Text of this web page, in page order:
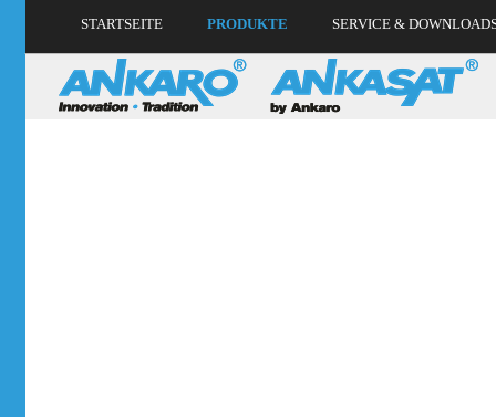
STARTSEITE PRODUKTE SERVICE &